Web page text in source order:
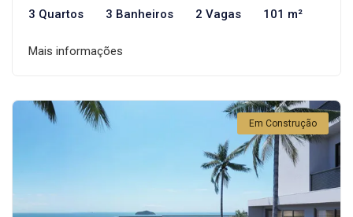
3 Quartos 3 Banheiros 2 Vagas 101 m²
Mais informações
Em Construção